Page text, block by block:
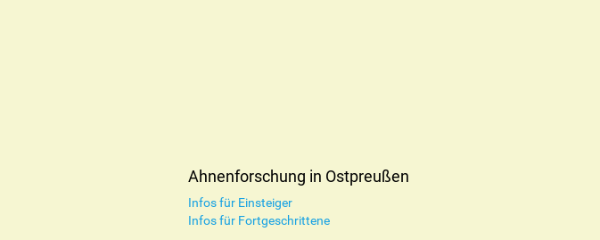
Ahnenforschung in Ostpreußen
Infos für Einsteiger
Infos für Fortgeschrittene